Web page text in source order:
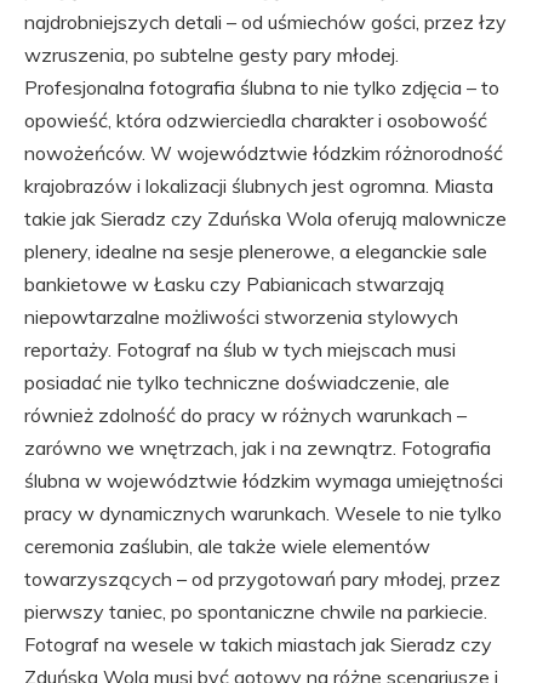
najdrobniejszych detali – od uśmiechów gości, przez łzy
wzruszenia, po subtelne gesty pary młodej.
Profesjonalna fotografia ślubna to nie tylko zdjęcia – to
opowieść, która odzwierciedla charakter i osobowość
nowożeńców. W województwie łódzkim różnorodność
krajobrazów i lokalizacji ślubnych jest ogromna. Miasta
takie jak Sieradz czy Zduńska Wola oferują malownicze
plenery, idealne na sesje plenerowe, a eleganckie sale
bankietowe w Łasku czy Pabianicach stwarzają
niepowtarzalne możliwości stworzenia stylowych
reportaży. Fotograf na ślub w tych miejscach musi
posiadać nie tylko techniczne doświadczenie, ale
również zdolność do pracy w różnych warunkach –
zarówno we wnętrzach, jak i na zewnątrz. Fotografia
ślubna w województwie łódzkim wymaga umiejętności
pracy w dynamicznych warunkach. Wesele to nie tylko
ceremonia zaślubin, ale także wiele elementów
towarzyszących – od przygotowań pary młodej, przez
pierwszy taniec, po spontaniczne chwile na parkiecie.
Fotograf na wesele w takich miastach jak Sieradz czy
Zduńska Wola musi być gotowy na różne scenariusze i